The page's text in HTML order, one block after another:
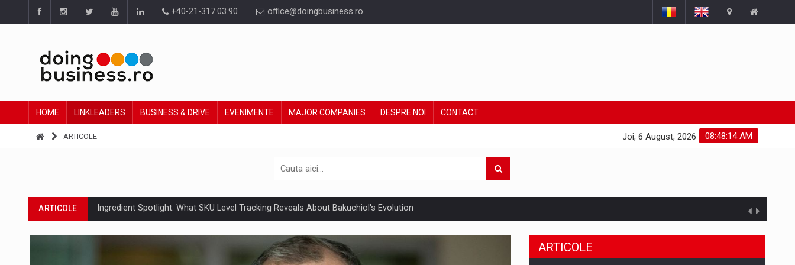
+40-21-317.03.90 office@doingbusiness.ro
HOME LINKLEADERS BUSINESS & DRIVE EVENIMENTE MAJOR COMPANIES DESPRE NOI CONTACT
ARTICOLE 08:48:15 AM
Joi, 6 August, 2026
ARTICOLE Ingredient Spotlight: What SKU Level Tracking Reveals About Bakuchiol's Evolution
ARTICOLE Producatorii si comerciantii care nu se supun noilor reglementari UE privind ambalajele pot risca retragerea produselor din piata
Raport PwC: Industria de media si divertisment din Romania va ajunge la 5,22 miliarde euro in acest an, sustinuta de segmentele digitale
ARTICOLE